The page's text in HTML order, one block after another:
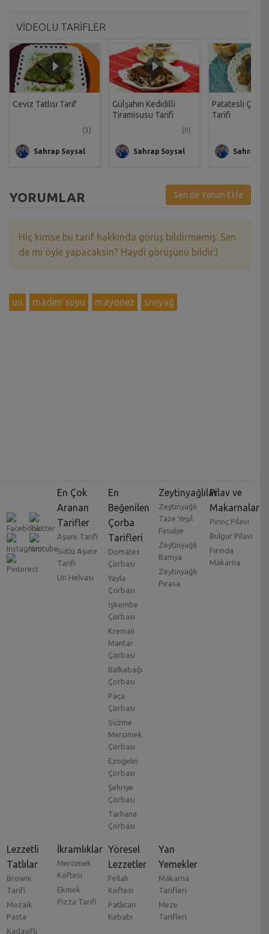
VİDEOLU TARİFLER
Ceviz Tatlısı Tarif
(3)
Sahrap Soysal
Gülşahın Kedidilli
Tiramisusu Tarifi
(0)
Sahrap Soysal
Patatesli Çıtır
Tarifi
Sahrap
YORUMLAR Sen de Yorum Ekle
Hiç kimse bu tarif hakkında görüş bildirmemiş. Sen
de mi öyle yapacaksın? Haydi görüşünü bildir:)
un maden suyu mayonez sıvıyağ
En Çok
Aranan
Tarifler
Aşure Tarifi
Sütlü Aşure
Tarifi
Un Helvası
En
Beğenilen
Çorba
Tarifleri
Domates
Çorbası
Yayla
Çorbası
İşkembe
Çorbası
Kremalı
Mantar
Çorbası
Balkabağı
Çorbası
Paça
Çorbası
Süzme
Mercimek
Çorbası
Ezogelin
Çorbası
Şehriye
Çorbası
Tarhana
Çorbası
Zeytinyağlılar
Zeytinyağlı
Taze Yeşil
Fasulye
Zeytinyağlı
Bamya
Zeytinyağlı
Pırasa
Pilav ve
Makarnalar
Pirinç Pilavı
Bulgur Pilavı
Fırında
Makarna
Lezzetli
Tatlılar
Browni
Tarifi
Mozaik
Pasta
Kadayıflı
İkramlıklar
Mercimek
Köftesi
Ekmek
Pizza Tarifi
Yöresel
Lezzetler
Fellah
Köftesi
Patlıcan
Kebabı
Yan
Yemekler
Makarna
Tarifleri
Meze
Tarifleri